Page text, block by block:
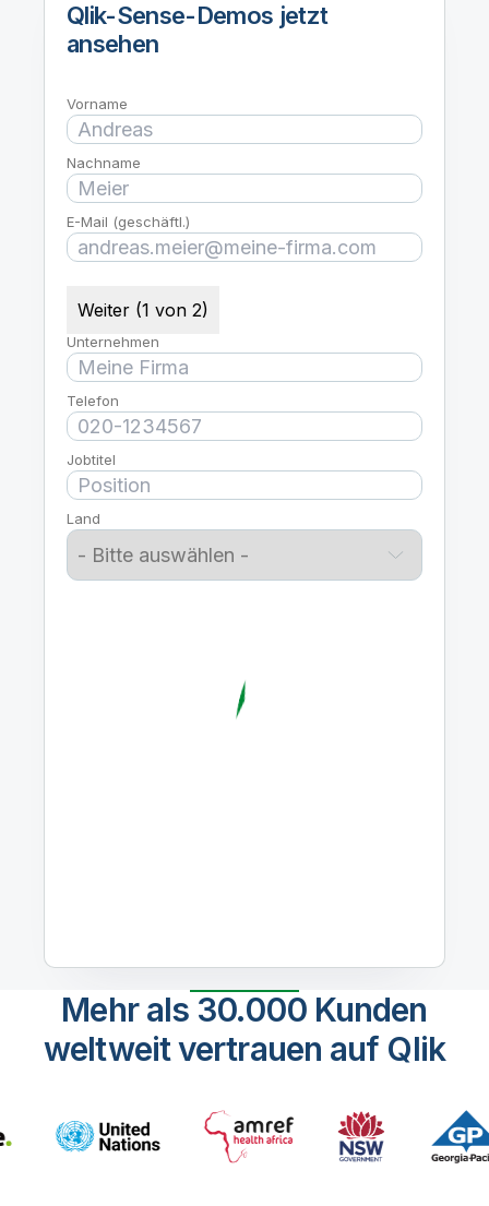
Qlik-Sense-Demos jetzt
ansehen
Vorname
Nachname
E-Mail (geschäftl.)
Weiter (1 von 2)
Unternehmen
Telefon
Jobtitel
Land
Mehr als 30.000 Kunden
weltweit vertrauen auf Qlik